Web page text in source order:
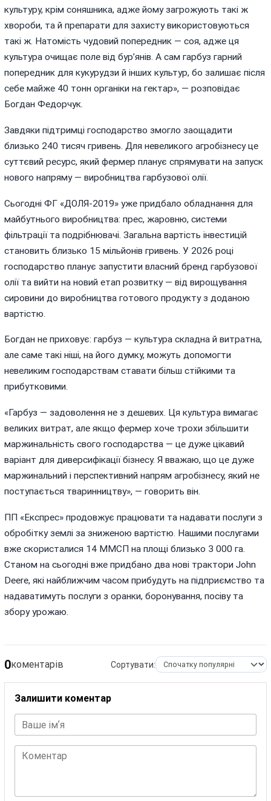
культуру, крім соняшника, адже йому загрожують такі ж
хвороби, та й препарати для захисту використовуються
такі ж. Натомість чудовий попередник — соя, адже ця
культура очищає поле від бур’янів. А сам гарбуз гарний
попередник для кукурудзи й інших культур, бо залишає після
себе майже 40 тонн органіки на гектар», — розповідає
Богдан Федорчук.
Завдяки підтримці господарство змогло заощадити
близько 240 тисяч гривень. Для невеликого агробізнесу це
суттєвий ресурс, який фермер планує спрямувати на запуск
нового напряму — виробництва гарбузової олії.
Сьогодні ФГ «ДОЛЯ-2019» уже придбало обладнання для
майбутнього виробництва: прес, жаровню, системи
фільтрації та подрібнювачі. Загальна вартість інвестицій
становить близько 15 мільйонів гривень. У 2026 році
господарство планує запустити власний бренд гарбузової
олії та вийти на новий етап розвитку — від вирощування
сировини до виробництва готового продукту з доданою
вартістю.
Богдан не приховує: гарбуз — культура складна й витратна,
але саме такі ніші, на його думку, можуть допомогти
невеликим господарствам ставати більш стійкими та
прибутковими.
«Гарбуз — задоволення не з дешевих. Ця культура вимагає
великих витрат, але якщо фермер хоче трохи збільшити
маржинальність свого господарства — це дуже цікавий
варіант для диверсифікації бізнесу. Я вважаю, що це дуже
маржинальний і перспективний напрям агробізнесу, який не
поступається тваринництву», — говорить він.
ПП «Експрес» продовжує працювати та надавати послуги з
обробітку землі за зниженою вартістю. Нашими послугами
вже скористалися 14 ММСП на площі близько 3 000 га.
Станом на сьогодні вже придбано два нові трактори John
Deere, які найближчим часом прибудуть на підприємство та
надаватимуть послуги з оранки, боронування, посіву та
збору урожаю.
0коментарів Сортувати:
Залишити коментар
Ваше імʼя
Коментар